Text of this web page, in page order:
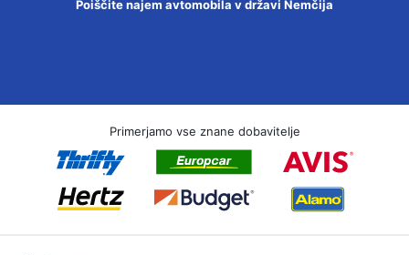
Poiščite najem avtomobila v državi Nemčija
Primerjamo vse znane dobavitelje